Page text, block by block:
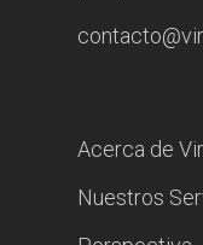
Acerca de
Nuestros